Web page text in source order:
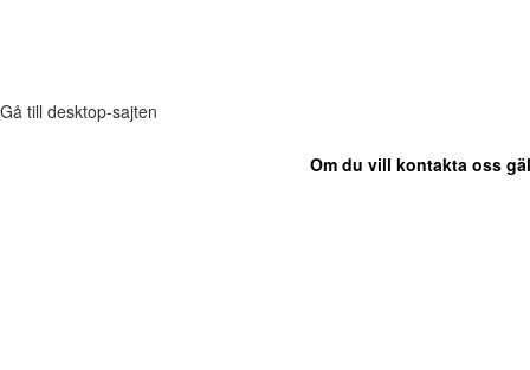
Gå till desktop-sajten
Om du vill kontakta oss